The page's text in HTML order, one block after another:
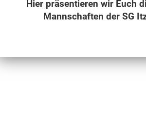
Hier präsentieren wir Euch
Mannschaften der SG